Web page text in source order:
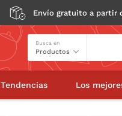
Envío gratuito a partir
Busca en
Tendencias Los
Mantel individual